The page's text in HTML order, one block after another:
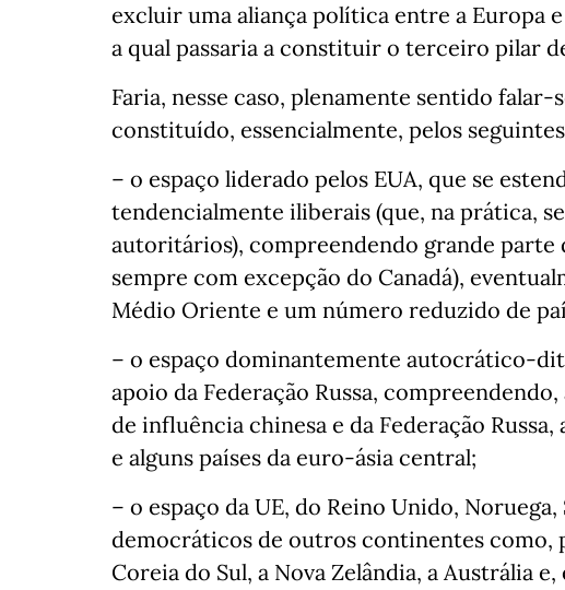
excluir uma aliança política entre a Europa
a qual passaria a constituir o terceiro pilar
Faria, nesse caso, plenamente sentido
constituído, essencialmente, pelos
– o espaço liderado pelos EUA, que se
tendencialmente iliberais (que, na prática,
autoritários), compreendendo grande parte
sempre com excepção do Canadá),
Médio Oriente e um número reduzido de
– o espaço dominantemente autocrático-
apoio da Federação Russa,
de influência chinesa e da Federação
e alguns países da euro-ásia central;
– o espaço da UE, do Reino Unido,
democráticos de outros continentes como,
Coreia do Sul, a Nova Zelândia, a Austrália